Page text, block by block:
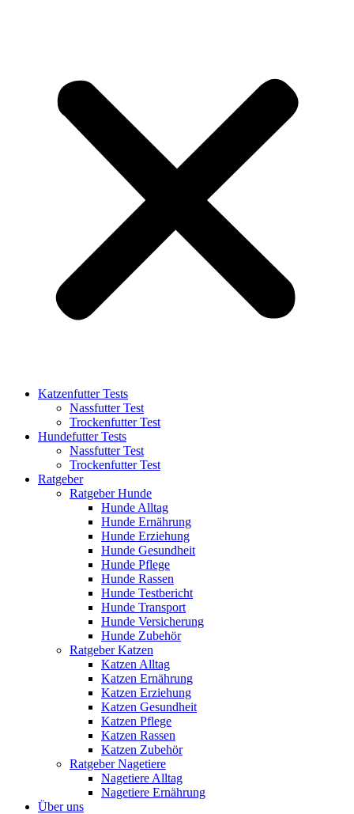
Katzenfutter Tests
Nassfutter Test
Trockenfutter Test
Hundefutter Tests
Nassfutter Test
Trockenfutter Test
Ratgeber
Ratgeber Hunde
Hunde Alltag
Hunde Ernährung
Hunde Erziehung
Hunde Gesundheit
Hunde Pflege
Hunde Rassen
Hunde Testbericht
Hunde Transport
Hunde Versicherung
Hunde Zubehör
Ratgeber Katzen
Katzen Alltag
Katzen Ernährung
Katzen Erziehung
Katzen Gesundheit
Katzen Pflege
Katzen Rassen
Katzen Zubehör
Ratgeber Nagetiere
Nagetiere Alltag
Nagetiere Ernährung
Über uns